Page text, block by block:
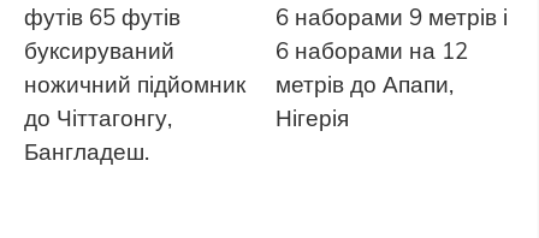
футів 65 футів
буксируваний
ножичний підйомник
до Чіттагонгу,
Бангладеш.
6 наборами 9 метрів і
6 наборами на 12
метрів до Апапи,
Нігерія